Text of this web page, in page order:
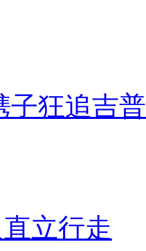
子狂追吉
立行走